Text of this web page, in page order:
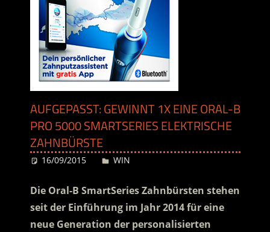
AUFGEPASST: GEWINNT 1X EINE ORAL-B
PRO 5000 SMARTSERIES ELEKTRISCHE
ZAHNBÜRSTE
16/09/2015 Desiree
WIN
Die Oral-B SmartSeries Zahnbürsten stehen
seit der Einführung im Jahr 2014 für eine
neue Generation der personalisierten